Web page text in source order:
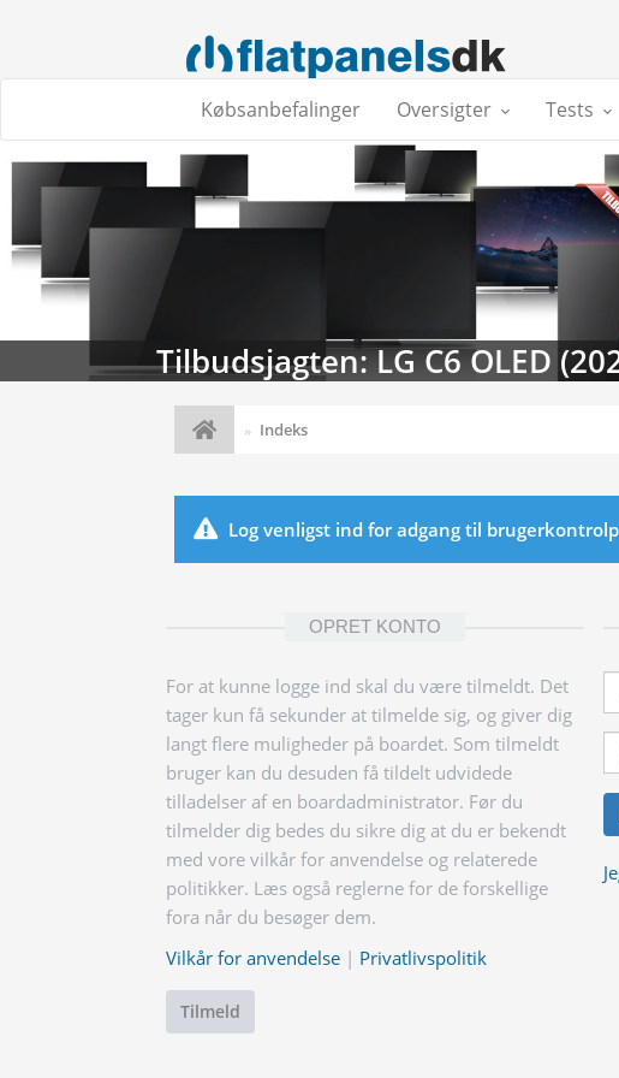
Købsanbefalinger Oversigter Tests
Tilbudsjagten: LG C6 OLED
Indeks
Log venligst ind for adgang til
OPRET KONTO
For at kunne logge ind skal du være tilmeldt. Det
tager kun få sekunder at tilmelde sig, og giver dig
langt flere muligheder på boardet. Som tilmeldt
bruger kan du desuden få tildelt udvidede
tilladelser af en boardadministrator. Før du
tilmelder dig bedes du sikre dig at du er bekendt
med vore vilkår for anvendelse og relaterede
politikker. Læs også reglerne for de forskellige
fora når du besøger dem.
Vilkår for anvendelse | Privatlivspolitik
Tilmeld